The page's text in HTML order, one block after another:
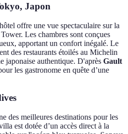
Japon
offre une vue spectaculaire sur la
Les chambres sont conçues
apportant un confort inégalé. Le
des restaurants étoilés au Michelin
japonaise authentique. D'après Gault
les gastronome en quête d’une
des meilleures destinations pour les
est dotée d’un accès direct à la